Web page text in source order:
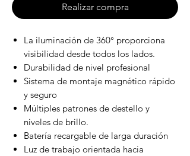
Realizar compra
La iluminación de 360° proporciona
visibilidad desde todos los lados.
Durabilidad de nivel profesional
Sistema de montaje magnético rápido
y seguro
Múltiples patrones de destello y
niveles de brillo.
Batería recargable de larga duración
Luz de trabajo orientada hacia